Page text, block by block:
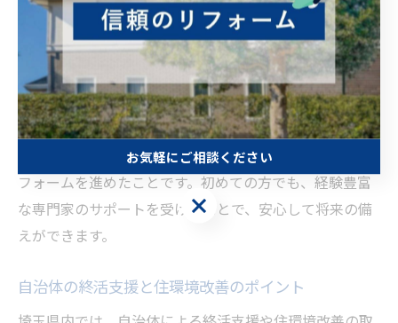
的な住み替えや資産の有効活用を見据えて、家の価値を
維持・向上させることができたと評価されています。リ
フォームによる設備の更新や省エネ対策も、長期的な光
熱費の削減やメンテナンス負担の軽減につながります。
これらの事例に共通するポイントは、専門業者と十分に
相談し、将来の生活設計を明確にしたうえで計画的にリ
フォームを進めたことです。初めての方でも、経験豊富
な専門家のサポートを受けることで、安心して将来の備
えができます。
自治体の終活支援と住環境改善のポイント
お気軽にご相談ください
お気軽にご相談ください